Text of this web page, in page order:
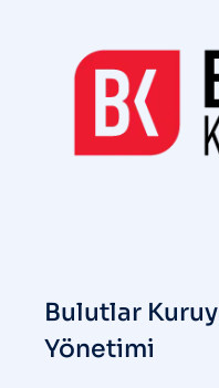
Bulutlar
Yönetimi